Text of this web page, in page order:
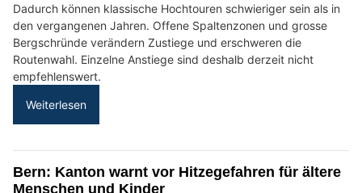
Dadurch können klassische Hochtouren schwieriger sein als in
den vergangenen Jahren. Offene Spaltenzonen und grosse
Bergschründe verändern Zustiege und erschweren die
Routenwahl. Einzelne Anstiege sind deshalb derzeit nicht
empfehlenswert.
Weiterlesen
Bern: Kanton warnt vor Hitzegefahren für ältere
Menschen und Kinder